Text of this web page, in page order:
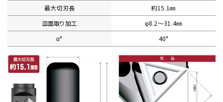
最大切刃長
約15.1㎜
皿面取り加工
φ8.2〜31.4㎜
α°
40°